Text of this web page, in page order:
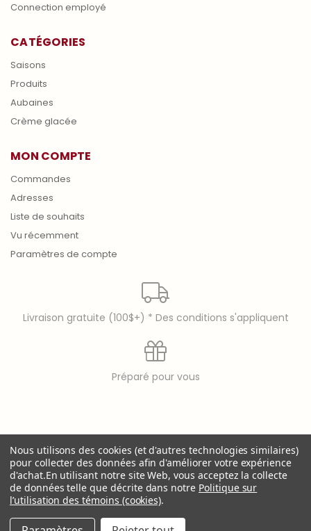
Connection employé
CATÉGORIES
Saisons
Produits
Aubaines
Crème glacée
MON COMPTE
Commandes
Adresses
Liste de souhaits
Vu récemment
Paramètres de compte
Livraison gratuite (100$+) * Des conditions s'appliquent
Préparé pour vous
Laura Secord is a registered trademark of 9397-8914
Québec Inc..
Nous utilisons des cookies (et d'autres technologies similaires)
pour collecter des données afin d'améliorer votre expérience
d'achat.En utilisant notre site Web, vous acceptez la collecte
de données telle que décrite dans notre Politique sur
l’utilisation des témoins (cookies).